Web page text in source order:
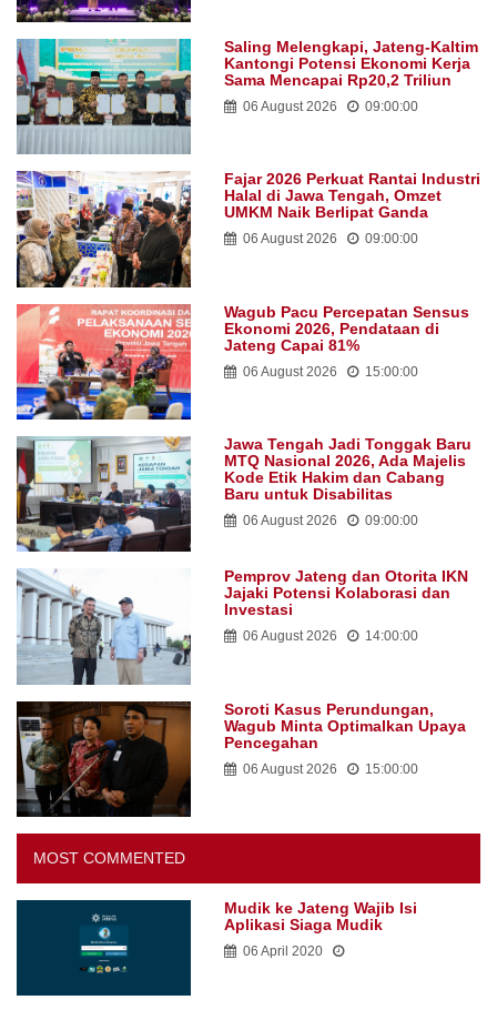
Saling Melengkapi, Jateng-Kaltim
Kantongi Potensi Ekonomi Kerja
Sama Mencapai Rp20,2 Triliun
06 August 2026 09:00:00
Fajar 2026 Perkuat Rantai Industri
Halal di Jawa Tengah, Omzet
UMKM Naik Berlipat Ganda
06 August 2026 09:00:00
Wagub Pacu Percepatan Sensus
Ekonomi 2026, Pendataan di
Jateng Capai 81%
06 August 2026 15:00:00
Jawa Tengah Jadi Tonggak Baru
MTQ Nasional 2026, Ada Majelis
Kode Etik Hakim dan Cabang
Baru untuk Disabilitas
06 August 2026 09:00:00
Pemprov Jateng dan Otorita IKN
Jajaki Potensi Kolaborasi dan
Investasi
06 August 2026 14:00:00
Soroti Kasus Perundungan,
Wagub Minta Optimalkan Upaya
Pencegahan
06 August 2026 15:00:00
MOST COMMENTED
Mudik ke Jateng Wajib Isi
Aplikasi Siaga Mudik
06 April 2020